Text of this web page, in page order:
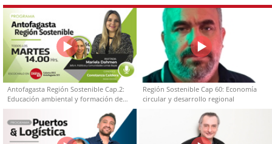
Antofagasta Región Sostenible Cap.2:
Educación ambiental y formación de
capacidades técnicas
Región Sostenible Cap 60: Economía
circular y desarrollo regional